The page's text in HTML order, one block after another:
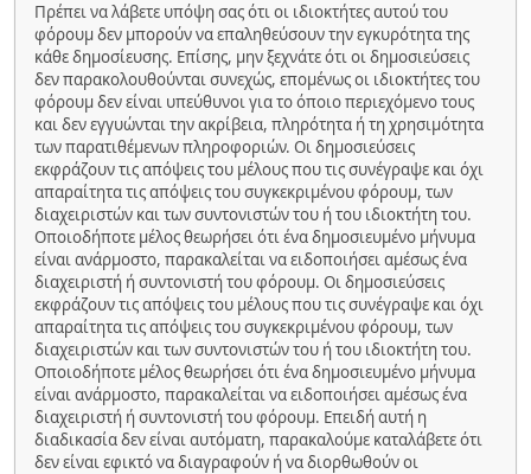
Πρέπει να λάβετε υπόψη σας ότι οι ιδιοκτήτες αυτού του
φόρουμ δεν μπορούν να επαληθεύσουν την εγκυρότητα της
κάθε δημοσίευσης. Επίσης, μην ξεχνάτε ότι οι δημοσιεύσεις
δεν παρακολουθούνται συνεχώς, επομένως οι ιδιοκτήτες του
φόρουμ δεν είναι υπεύθυνοι για το όποιο περιεχόμενο τους
και δεν εγγυώνται την ακρίβεια, πληρότητα ή τη χρησιμότητα
των παρατιθέμενων πληροφοριών. Οι δημοσιεύσεις
εκφράζουν τις απόψεις του μέλους που τις συνέγραψε και όχι
απαραίτητα τις απόψεις του συγκεκριμένου φόρουμ, των
διαχειριστών και των συντονιστών του ή του ιδιοκτήτη του.
Οποιοδήποτε μέλος θεωρήσει ότι ένα δημοσιευμένο μήνυμα
είναι ανάρμοστο, παρακαλείται να ειδοποιήσει αμέσως ένα
διαχειριστή ή συντονιστή του φόρουμ. Οι δημοσιεύσεις
εκφράζουν τις απόψεις του μέλους που τις συνέγραψε και όχι
απαραίτητα τις απόψεις του συγκεκριμένου φόρουμ, των
διαχειριστών και των συντονιστών του ή του ιδιοκτήτη του.
Οποιοδήποτε μέλος θεωρήσει ότι ένα δημοσιευμένο μήνυμα
είναι ανάρμοστο, παρακαλείται να ειδοποιήσει αμέσως ένα
διαχειριστή ή συντονιστή του φόρουμ. Επειδή αυτή η
διαδικασία δεν είναι αυτόματη, παρακαλούμε καταλάβετε ότι
δεν είναι εφικτό να διαγραφούν ή να διορθωθούν οι